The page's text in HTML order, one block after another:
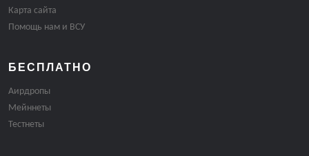
Карта сайта
Помощь нам и ВСУ
БЕСПЛАТНО
Аирдропы
Мейннеты
Тестнеты